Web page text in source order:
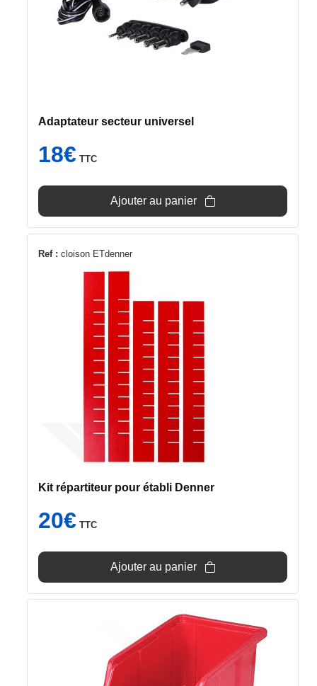
Adaptateur secteur universel
18€ TTC
Ajouter au panier
Ref : cloison ETdenner
Kit répartiteur pour établi Denner
20€ TTC
Ajouter au panier